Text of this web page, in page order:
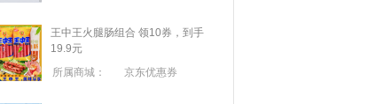
王中王火腿肠组合 领10券，到手
19.9元
所属商城：
京东优惠券